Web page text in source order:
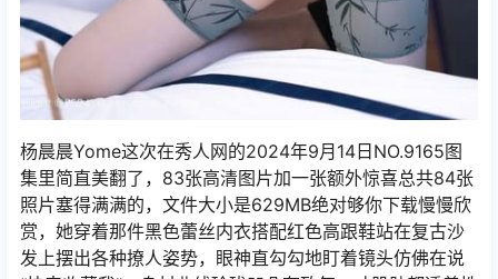
杨晨晨Yome这次在秀人网的2024年9月14日NO.9165图
集里简直美翻了，83张高清图片加一张额外惊喜总共84张
照片塞得满满的，文件大小是629MB绝对够你下载慢慢欣
赏，她穿着那件黑色蕾丝内衣搭配红色高跟鞋站在复古沙
发上摆出各种撩人姿势，眼神直勾勾地盯着镜头仿佛在说